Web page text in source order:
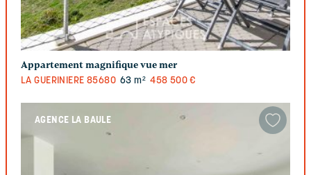
Appartement magnifique vue mer
LA GUERINIERE 85680 63 m² 458 500 €
AGENCE LA BAULE